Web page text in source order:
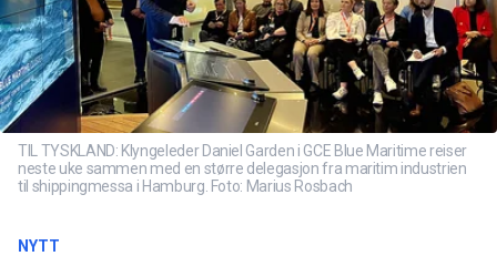
TIL TYSKLAND: Klyngeleder Daniel Garden i GCE Blue Maritime reiser
neste uke sammen med en større delegasjon fra maritim industrien
til shippingmessa i Hamburg. Foto: Marius Rosbach
NYTT